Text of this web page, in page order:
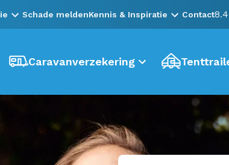
Schade meldenKennis & Inspiratie Contact8.4
Caravanverzekering